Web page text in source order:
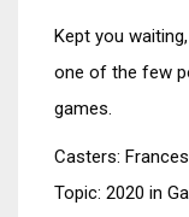
EMBED
Kept you
one of the few
games.
Casters:
Topic: 2020 in